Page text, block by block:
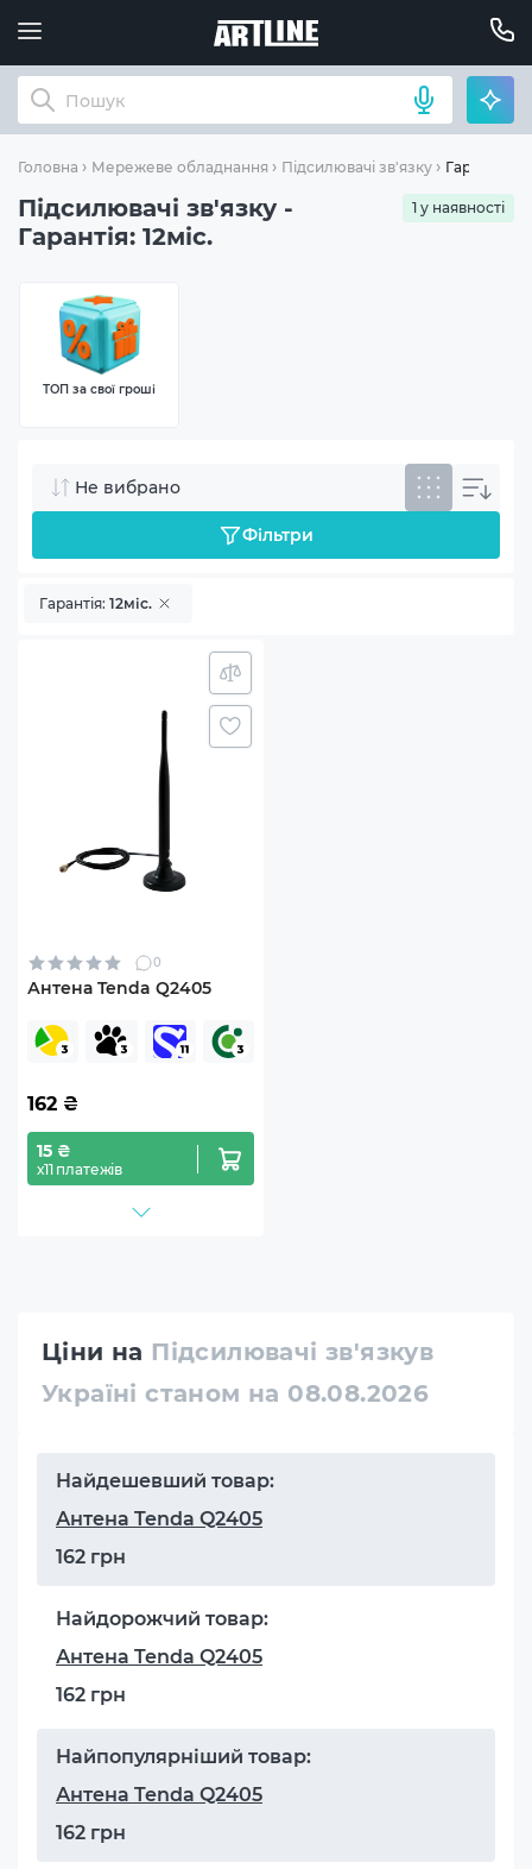
Головна Мережеве обладнання Підсилювачі зв'язку Гарантія:
Підсилювачі зв'язку -
Гарантія: 12міс.
1 у наявності
ТОП за свої гроші
Не вибрано
Фільтри
Гарантія: 12міс.
0
Антена Tenda Q2405
162 ₴
15 ₴
х11 платежів
Ціни на Підсилювачі зв'язкув
Україні станом на 08.08.2026
Найдешевший товар:
Антена Tenda Q2405
162 грн
Найдорожчий товар:
Антена Tenda Q2405
162 грн
Найпопулярніший товар:
Антена Tenda Q2405
162 грн